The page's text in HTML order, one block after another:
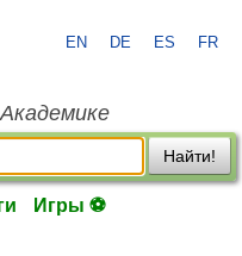
EN DE ES FR
Найти!
Игры ⚽